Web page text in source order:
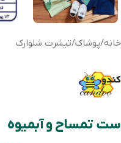
خانه/پوشاک/تیشرت شلوارک
ست تمساح و آبمیوه